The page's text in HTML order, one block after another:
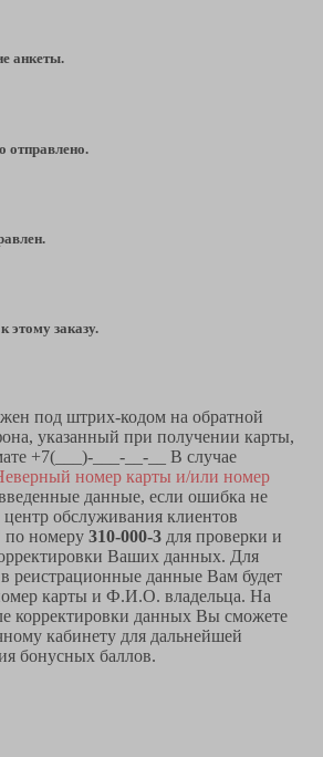
анкеты.
отправлено.
этому заказу.
под штрих-кодом на обратной
указанный при получении карты,
+7(___)-___-__-__ В случае
номер карты и/или номер
данные, если ошибка не
центр обслуживания клиентов
номеру 310-000-3 для проверки и
Ваших данных. Для
реистрационные данные Вам будет
карты и Ф.И.О. владельца. На
корректировки данных Вы сможете
кабинету для дальнейшей
бонусных баллов.